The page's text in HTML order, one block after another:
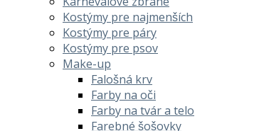
Kostýmy pre najmenších
Kostýmy pre páry
Kostýmy pre psov
Make-up
Falošná krv
Farby na oči
Farby na tvár a telo
Farebné šošovky